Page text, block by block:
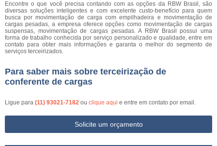
Encontre o que você precisa contando com as opções da RBW Brasil, são
diversas soluções inteligentes e com excelente custo-benefício para quem
busca por movimentação de carga com empilhadeira e movimentação de
cargas pesadas, a empresa oferece opções como movimentação de cargas
suspensas, movimentação de cargas pesadas. A RBW Brasil possui uma
forma de trabalho conhecida por serviço personalizado e qualidade, entre em
contato para obter mais informações e garanta o melhor do segmento de
serviços terceirizados.
Para saber mais sobre terceirização de
conferente de cargas
Ligue para (11) 93021-7182 ou clique aqui e entre em contato por email.
Solicite um orçamento